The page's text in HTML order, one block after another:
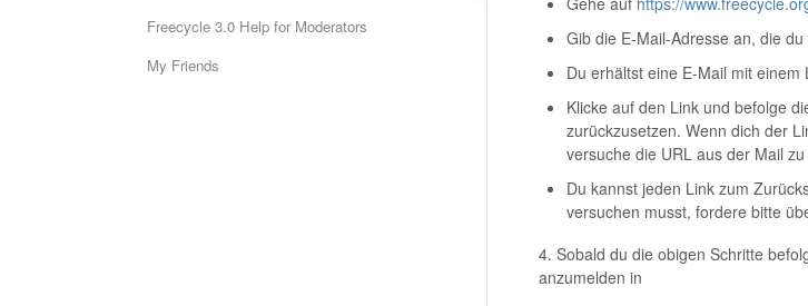
Gib die E-Mail-Adresse an, die
Du erhältst eine E-Mail mit einem
Klicke auf den Link und befolge
zurückzusetzen. Wenn dich der
versuche die URL aus der Mail
Du kannst jeden Link zum
versuchen musst, fordere bitte
4. Sobald du die obigen Schritte
anzumelden in
Freecycle 3.0 Help for Moderators
My Friends